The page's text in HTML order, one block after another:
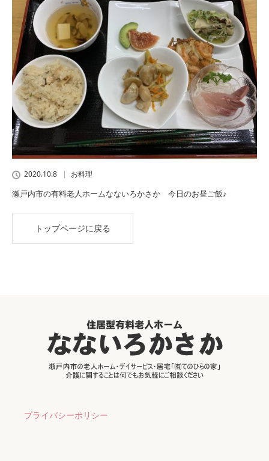
2020.10.8 お料理
瀬戸内市の有料老人ホームなないろかさか 今日のお昼ご飯♪
トップページに戻る
プライバシーポリシー